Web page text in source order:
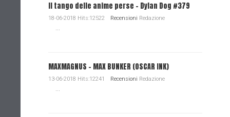
Il tango delle anime perse - Dylan Dog #379
18-06-2018 Hits:12522 Recensioni Redazione
...
MAXMAGNUS – MAX BUNKER (OSCAR INK)
13-06-2018 Hits:12241 Recensioni Redazione
...